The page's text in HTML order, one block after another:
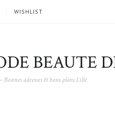
WISHLIST
BEAUTE
adresses & bons plans Lille